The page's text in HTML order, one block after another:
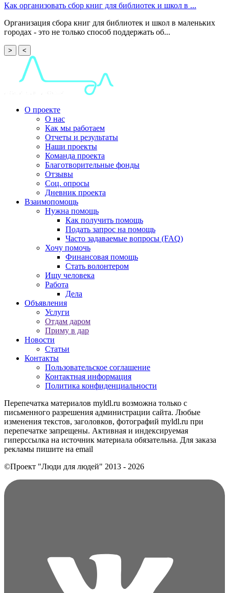
Как организовать сбор книг для библиотек и школ в ...
Организация сбора книг для библиотек и школ в маленьких
городах - это не только способ поддержать об...
> <
О проекте
О нас
Как мы работаем
Отчеты и результаты
Наши проекты
Команда проекта
Благотворительные фонды
Отзывы
Соц. опросы
Дневник проекта
Взаимопомощь
Нужна помощь
Как получить помощь
Подать запрос на помощь
Часто задаваемые вопросы (FAQ)
Хочу помочь
Финансовая помощь
Стать волонтером
Ищу человека
Работа
Дела
Объявления
Услуги
Отдам даром
Приму в дар
Новости
Статьи
Контакты
Пользовательское соглашение
Контактная информация
Политика конфиденциальности
Перепечатка материалов myldl.ru возможна только с
письменного разрешения администрации сайта. Любые
изменения текстов, заголовков, фотографий myldl.ru при
перепечатке запрещены. Активная и индексируемая
гиперссылка на источник материала обязательна. Для заказа
рекламы пишите на еmail
©Проект "Люди для людей" 2013 - 2026